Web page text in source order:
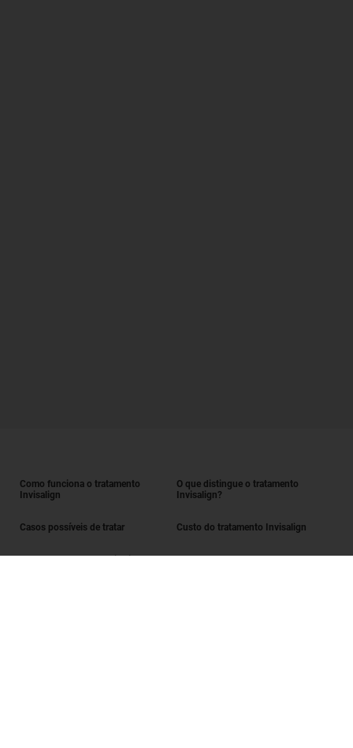
Como funciona o tratamento
Invisalign
O que distingue o tratamento
Invisalign?
Casos possíveis de tratar Custo do tratamento Invisalign
Obter o tratamento Invisalign